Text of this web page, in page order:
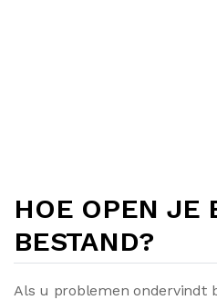
HOE OPEN JE
BESTAND?
Als u problemen ondervindt